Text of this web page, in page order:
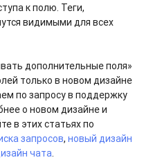
к полю. Теги,
видимыми для всех
дополнительные поля»
только в новом дизайне
по запросу в поддержку
о новом дизайне и
в этих статьях по
запросов,новый дизайн
чата.